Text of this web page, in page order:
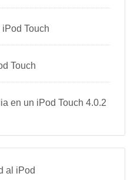
Touch
Touch
en un iPod Touch 4.0.2
al iPod